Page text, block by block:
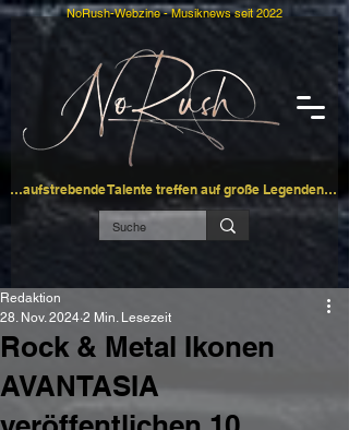
…aufstrebende Talente treffen auf große Legenden…
NoRush-Webzine - Musiknews seit 2022
Rock & Metal Ikonen
AVANTASIA
Redaktion
28. Nov. 2024 2 Min. Lesezeit